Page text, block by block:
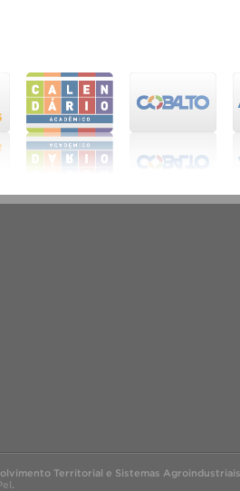
Territorial e Sistemas
.